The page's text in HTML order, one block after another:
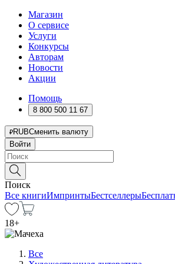
Магазин
О сервисе
Услуги
Конкурсы
Авторам
Новости
Акции
Помощь
8 800 500 11 67
RUBСменить валюту
Войти
Поиск
Все книгиИмпринтыБестселлеры
18+
Все